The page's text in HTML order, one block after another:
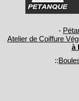
-
Atelier de Coiffure
à
::